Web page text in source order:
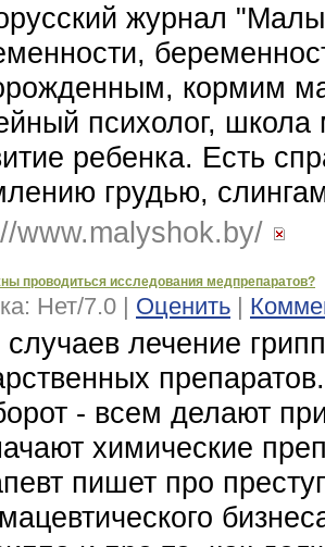
журнал
кормим
психолог,
ребенка. Есть
грудью,
www.malyshok.by/
проводиться исследования медпрепаратов?
Нет/7.0 | Оценить |
лечение
- всем делают
химические
пишет про